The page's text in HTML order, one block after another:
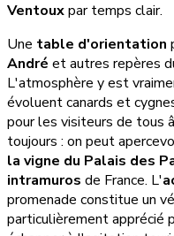
Ventouxpar temps clair.
Une table d'orientation
André et autres repères
L'atmosphère y est
évoluent canards et
pour les visiteurs de tous
toujours : on peut
la vigne du Palais des
intramuros de France. L'
promenade constitue un
particulièrement apprécié